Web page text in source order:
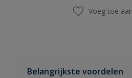
Voeg toe
Belangrijkste voordelen